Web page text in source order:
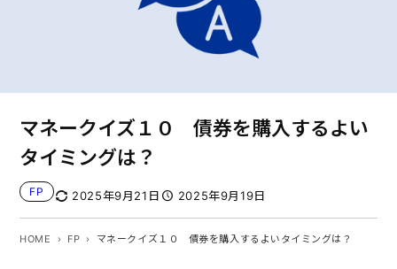
マネークイズ１０ 債券を購入するよい
タイミングは？
FP 2025年9月21日 2025年9月19日
HOME FP マネークイズ１０ 債券を購入するよいタイミングは？